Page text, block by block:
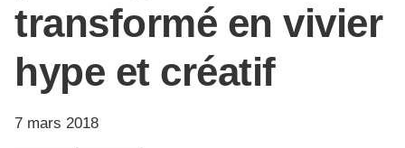
transformé en vivier
hype et créatif
7 mars 2018